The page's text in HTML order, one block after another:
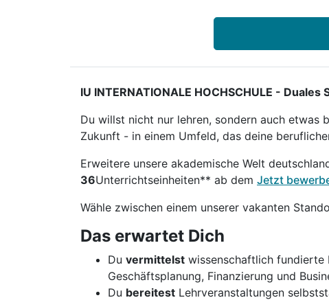
IU INTERNATIONALE HOCHSCHULE -
Du willst nicht nur lehren, sondern auch etwas
Zukunft - in einem Umfeld, das deine
Erweitere unsere akademische Welt
36Unterrichtseinheiten** ab dem Jetzt
Wähle zwischen einem unserer vakanten
Das erwartet Dich
Du vermittelst wissenschaftlich fundierte
Geschäftsplanung, Finanzierung und
Du bereitest Lehrveranstaltungen